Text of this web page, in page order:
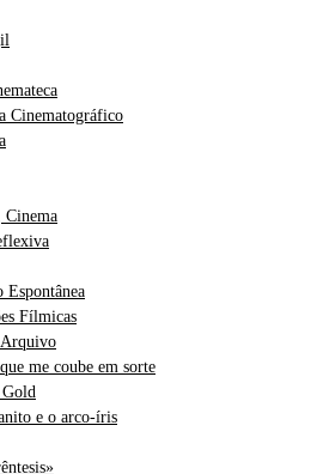
Cinematográfico
Cinema
Espontânea
Fílmicas
me coube em sorte
Gold
e o arco-íris